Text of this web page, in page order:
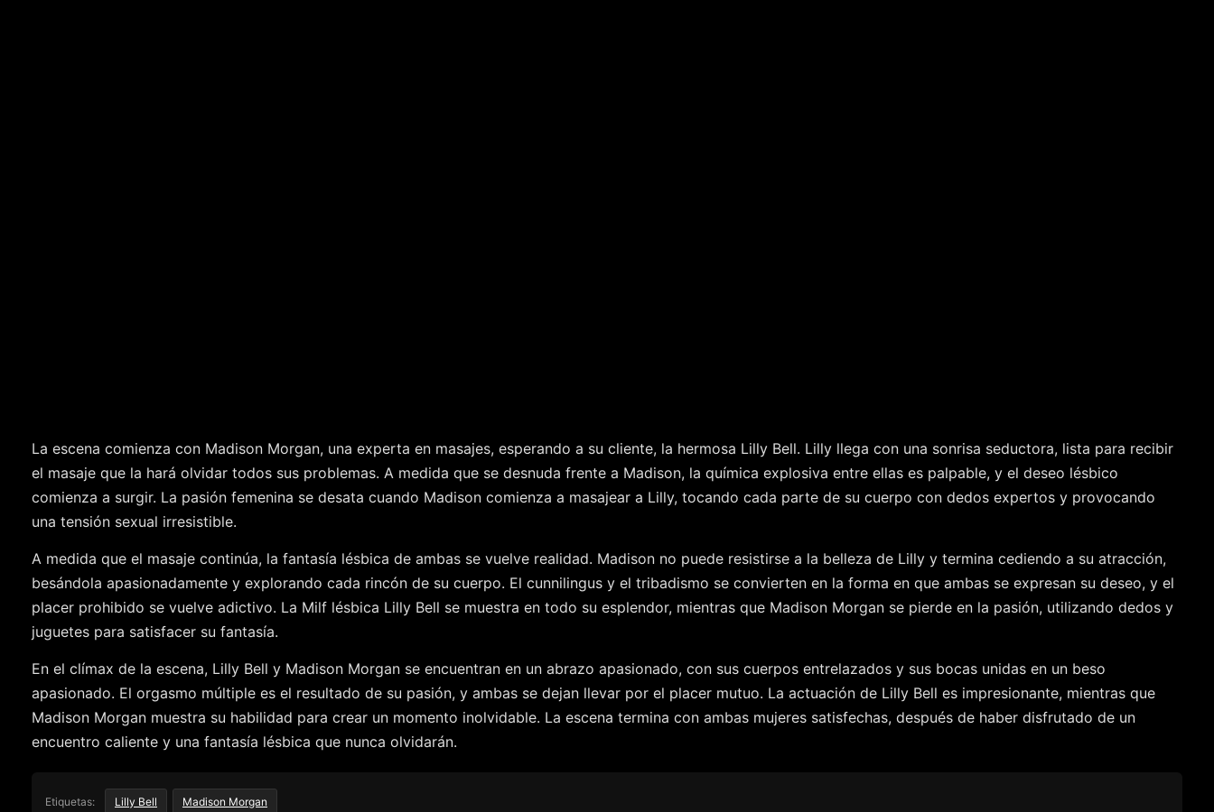
La escena comienza con Madison Morgan, una experta en masajes, esperando a su cliente, la hermosa Lilly Bell. Lilly llega con una sonrisa seductora, lista para recibir
el masaje que la hará olvidar todos sus problemas. A medida que se desnuda frente a Madison, la química explosiva entre ellas es palpable, y el deseo lésbico
comienza a surgir. La pasión femenina se desata cuando Madison comienza a masajear a Lilly, tocando cada parte de su cuerpo con dedos expertos y provocando
una tensión sexual irresistible.
A medida que el masaje continúa, la fantasía lésbica de ambas se vuelve realidad. Madison no puede resistirse a la belleza de Lilly y termina cediendo a su atracción,
besándola apasionadamente y explorando cada rincón de su cuerpo. El cunnilingus y el tribadismo se convierten en la forma en que ambas se expresan su deseo, y el
placer prohibido se vuelve adictivo. La Milf lésbica Lilly Bell se muestra en todo su esplendor, mientras que Madison Morgan se pierde en la pasión, utilizando dedos y
juguetes para satisfacer su fantasía.
En el clímax de la escena, Lilly Bell y Madison Morgan se encuentran en un abrazo apasionado, con sus cuerpos entrelazados y sus bocas unidas en un beso
apasionado. El orgasmo múltiple es el resultado de su pasión, y ambas se dejan llevar por el placer mutuo. La actuación de Lilly Bell es impresionante, mientras que
Madison Morgan muestra su habilidad para crear un momento inolvidable. La escena termina con ambas mujeres satisfechas, después de haber disfrutado de un
encuentro caliente y una fantasía lésbica que nunca olvidarán.
Etiquetas: Lilly Bell Madison Morgan